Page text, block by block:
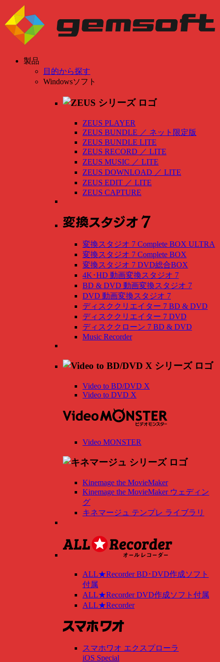
製品
目的から探す
Windowsソフト
ZEUS PLAYER
ZEUS BUNDLE ／ ネット限定版
ZEUS BUNDLE LITE
ZEUS RECORD ／ LITE
ZEUS MUSIC ／ LITE
ZEUS DOWNLOAD ／ LITE
ZEUS EDIT ／ LITE
ZEUS CAPTURE
変換スタジオ 7 Complete BOX ULTRA
変換スタジオ 7 Complete BOX
変換スタジオ 7 DVD総合BOX
4K･HD 動画変換スタジオ 7
BD & DVD 動画変換スタジオ 7
DVD 動画変換スタジオ 7
ディスククリエイター 7 BD & DVD
ディスククリエイター 7 DVD
ディスククローン 7 BD & DVD
Music Recorder
Video to BD/DVD X
Video to DVD X
Video MONSTER
Kinemage the MovieMaker
Kinemage the MovieMaker ウェディン
グ
キネマージュ テンプレ ライブラリ
ALL★Recorder BD･DVD作成ソフト
付属
ALL★Recorder DVD作成ソフト付属
ALL★Recorder
スマホワオ エクスプローラ
iOS Special